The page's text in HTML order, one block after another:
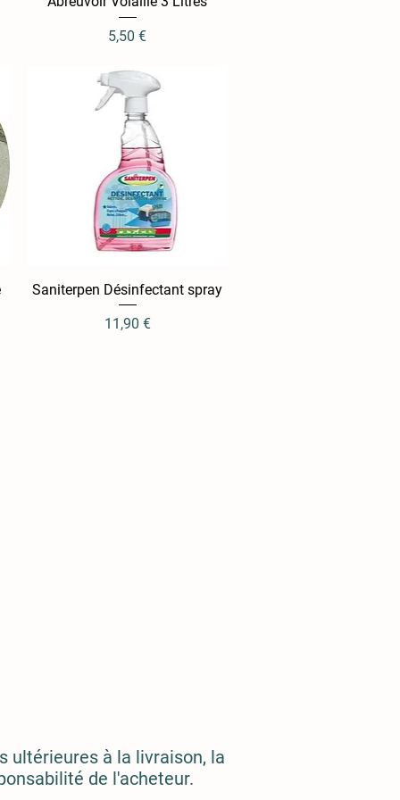
Prix
5,50 €
Aperçu rapide
Saniterpen Désinfectant spray
Prix
11,90 €
ultérieures à la livraison, la
de l'acheteur.